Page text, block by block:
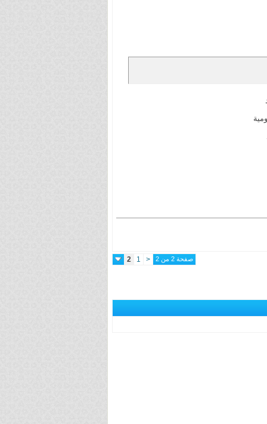
صفحة 2 من 2 <
1
2